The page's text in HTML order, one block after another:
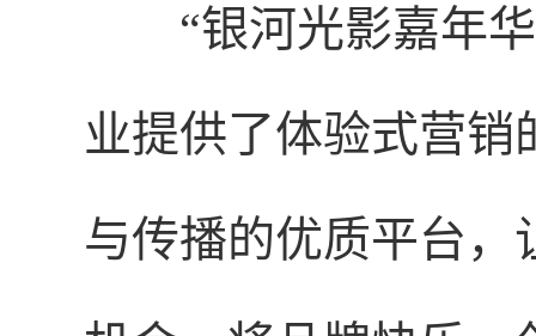
“银河光影嘉年
业提供了体验式营销
与传播的优质平台，